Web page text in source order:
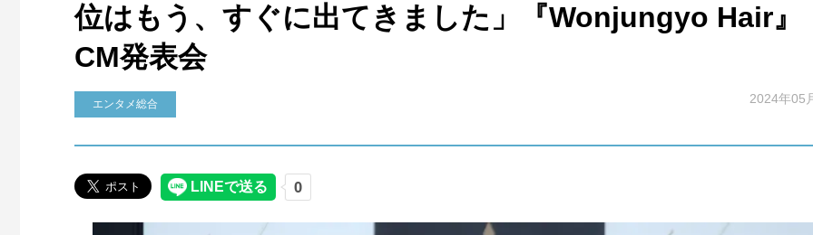
位はもう、すぐに出てきました」『Wonjungyo Hair』
CM発表会
エンタメ総合 2024年05